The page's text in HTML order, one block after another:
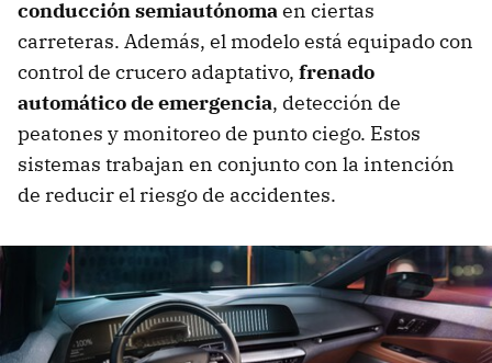
conducción semiautónomaen ciertas
carreteras. Además, el modelo está equipado con
control de crucero adaptativo, frenado
automático de emergencia, detección de
peatones y monitoreo de punto ciego. Estos
sistemas trabajan en conjunto con la intención
de reducir el riesgo de accidentes.